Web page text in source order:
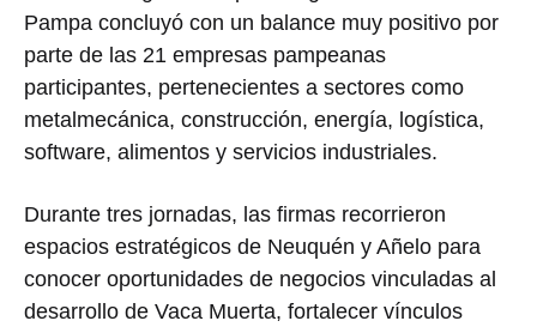
Pampa concluyó con un balance muy positivo por
parte de las 21 empresas pampeanas
participantes, pertenecientes a sectores como
metalmecánica, construcción, energía, logística,
software, alimentos y servicios industriales.
Durante tres jornadas, las firmas recorrieron
espacios estratégicos de Neuquén y Añelo para
conocer oportunidades de negocios vinculadas al
desarrollo de Vaca Muerta, fortalecer vínculos